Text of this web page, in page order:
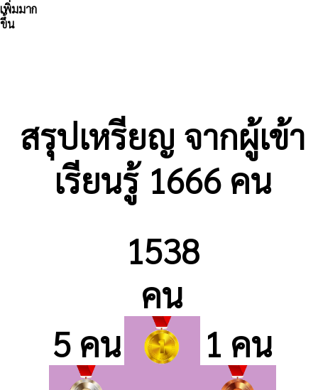
เพิ่มมาก
ขึ้น
สรุปเหรียญ จากผู้เข้า
เรียนรู้ 1666 คน
1538
คน
5 คน
1 คน